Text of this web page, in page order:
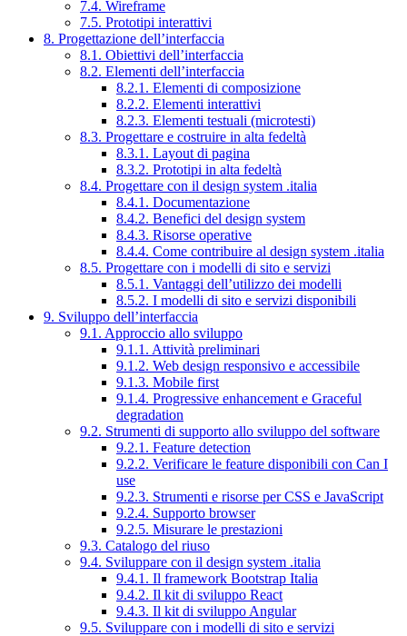
7.4. Wireframe
7.5. Prototipi interattivi
8. Progettazione dell’interfaccia
8.1. Obiettivi dell’interfaccia
8.2. Elementi dell’interfaccia
8.2.1. Elementi di composizione
8.2.2. Elementi interattivi
8.2.3. Elementi testuali (microtesti)
8.3. Progettare e costruire in alta fedeltà
8.3.1. Layout di pagina
8.3.2. Prototipi in alta fedeltà
8.4. Progettare con il design system .italia
8.4.1. Documentazione
8.4.2. Benefici del design system
8.4.3. Risorse operative
8.4.4. Come contribuire al design system .italia
8.5. Progettare con i modelli di sito e servizi
8.5.1. Vantaggi dell’utilizzo dei modelli
8.5.2. I modelli di sito e servizi disponibili
9. Sviluppo dell’interfaccia
9.1. Approccio allo sviluppo
9.1.1. Attività preliminari
9.1.2. Web design responsivo e accessibile
9.1.3. Mobile first
9.1.4. Progressive enhancement e Graceful
degradation
9.2. Strumenti di supporto allo sviluppo del software
9.2.1. Feature detection
9.2.2. Verificare le feature disponibili con Can I
use
9.2.3. Strumenti e risorse per CSS e JavaScript
9.2.4. Supporto browser
9.2.5. Misurare le prestazioni
9.3. Catalogo del riuso
9.4. Sviluppare con il design system .italia
9.4.1. Il framework Bootstrap Italia
9.4.2. Il kit di sviluppo React
9.4.3. Il kit di sviluppo Angular
9.5. Sviluppare con i modelli di sito e servizi